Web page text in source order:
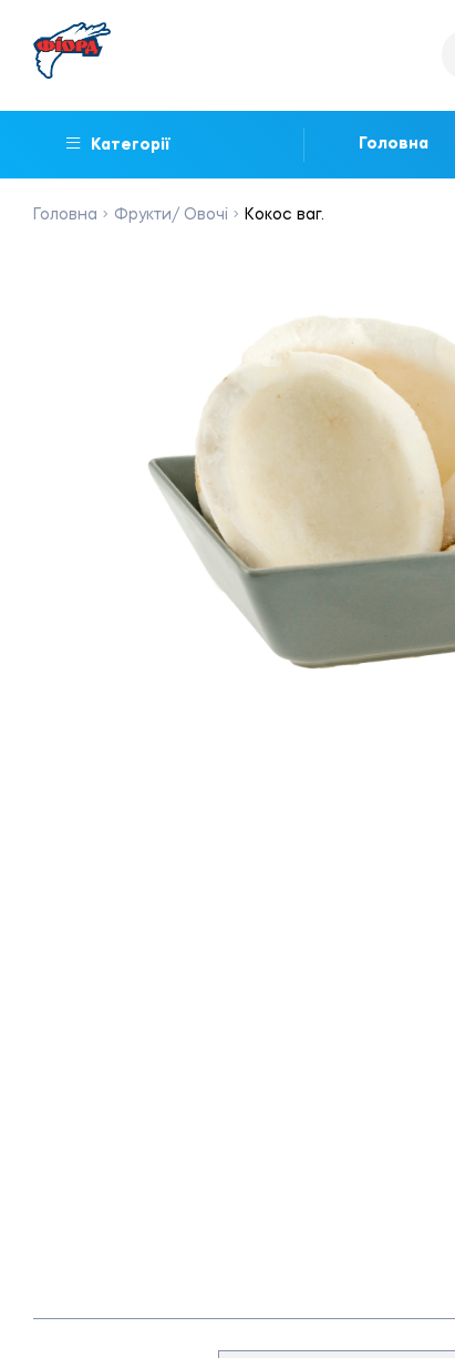
Категорії Головна
Головна Фрукти/ Овочі Кокос ваг.